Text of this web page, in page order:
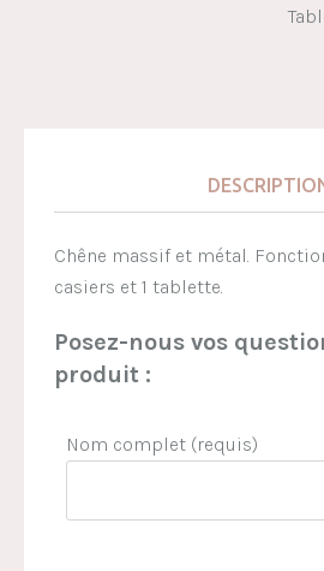
Chêne massif et métal.
casiers et 1 tablette.
Posez-nous vos
produit :
Nom complet (requis)